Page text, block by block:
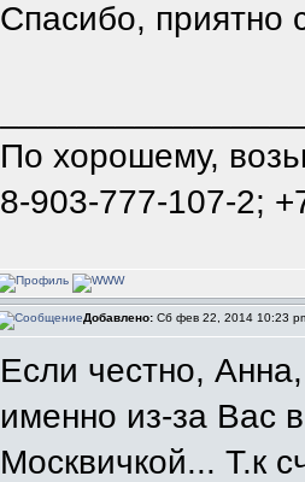
Спасибо, приятно
По хорошему,
8-903-777-107-2;
Добавлено: Сб фев 22, 2014 10:23
Если честно,
именно из-за Вас
Москвичкой... Т.к